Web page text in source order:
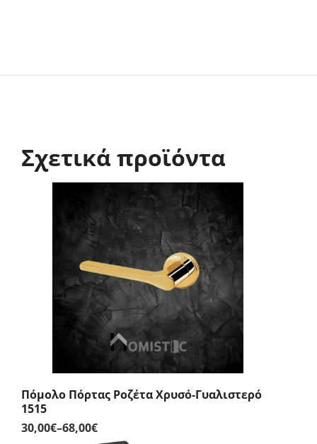
Σχετικά προϊόντα
Πόμολο Πόρτας Ροζέτα Χρυσό-Γυαλιστερό
1515
30,00€–68,00€Price